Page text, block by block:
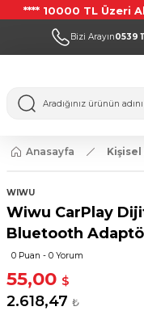
**** 10000 TL Üzeri
Bizi Arayın0539
Anasayfa
WIWU
Wiwu CarPlay
Bluetooth
0 Puan - 0 Yorum
55,00 $
2.618,47 ₺